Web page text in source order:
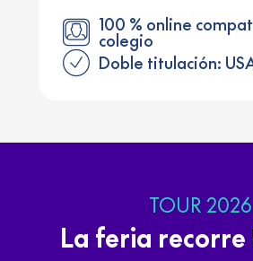
100 % online
colegio
Doble titulación:
TOUR 2026
La feria recorre